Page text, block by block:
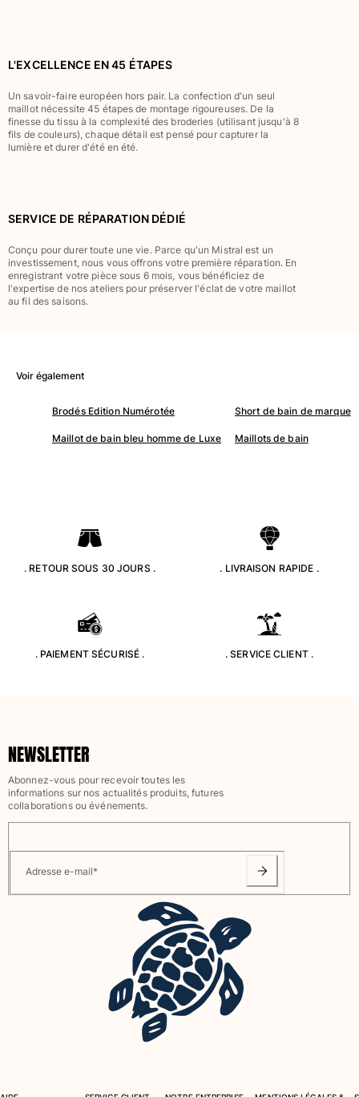
Brodés Edition Numérotée
T-Shirts Anti UV
Maillots de Bain magiques
Tous les articles
T-shirts
Chemises
Shorts
Sweats
Tous les articles
Tous les articles
Une pièce
Tous les articles
Prêt-à-porter
Combinaisons
Shorts
Sweats
Tous les articles
Accessoires
Tous les articles
Casquettes et bobs
Serviettes de plage et paréos
Serviettes de plage
Serviettes de plage fouta
L'EXCELLENCE EN 45 ÉTAPES
Un savoir-faire européen hors pair. La confection d'un seul
maillot nécessite 45 étapes de montage rigoureuses. De la
finesse du tissu à la complexité des broderies (utilisant jusqu'à 8
fils de couleurs), chaque détail est pensé pour capturer la
lumière et durer d'été en été.
SERVICE DE RÉPARATION DÉDIÉ
Conçu pour durer toute une vie. Parce qu'un Mistral est un
investissement, nous vous offrons votre première réparation. En
enregistrant votre pièce sous 6 mois, vous bénéficiez de
l'expertise de nos ateliers pour préserver l'éclat de votre maillot
au fil des saisons.
Voir également
Brodés Edition Numérotée Short de bain de marque
Maillot de bain bleu homme de Luxe Maillots de bain
. RETOUR SOUS 30 JOURS . . LIVRAISON RAPIDE .
. PAIEMENT SÉCURISÉ . . SERVICE CLIENT .
NEWSLETTER
Abonnez-vous pour recevoir toutes les
informations sur nos actualités produits, futures
collaborations ou événements.
Adresse e-mail*